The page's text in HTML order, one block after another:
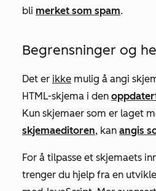
bli merket som spam.
Begrensninger og
Det er ikke mulig å angi
HTML-skjema i den
Kun skjemaer som er laget
skjemaeditoren, kan angis
For å tilpasse et skjemaets
trenger du hjelp fra en